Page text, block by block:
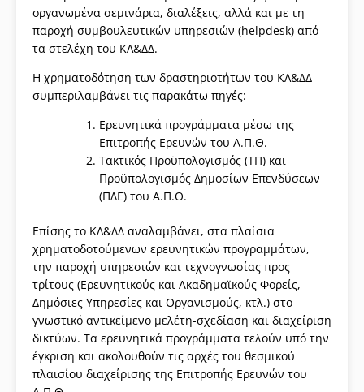
οργανωμένα σεμινάρια, διαλέξεις, αλλά και με τη
παροχή συμβουλευτικών υπηρεσιών (helpdesk) από
τα στελέχη του ΚΛ&ΔΔ.
Η χρηματοδότηση των δραστηριοτήτων του ΚΛ&ΔΔ
συμπεριλαμβάνει τις παρακάτω πηγές:
Ερευνητικά προγράμματα μέσω της
Επιτροπής Ερευνών του Α.Π.Θ.
Τακτικός Προϋπολογισμός (ΤΠ) και
Προϋπολογισμός Δημοσίων Επενδύσεων
(ΠΔΕ) του Α.Π.Θ.
Επίσης το ΚΛ&ΔΔ αναλαμβάνει, στα πλαίσια
χρηματοδοτούμενων ερευνητικών προγραμμάτων,
την παροχή υπηρεσιών και τεχνογνωσίας προς
τρίτους (Ερευνητικούς και Ακαδημαϊκούς Φορείς,
Δημόσιες Υπηρεσίες και Οργανισμούς, κτλ.) στο
γνωστικό αντικείμενο μελέτη-σχεδίαση και διαχείριση
δικτύων. Τα ερευνητικά προγράμματα τελούν υπό την
έγκριση και ακολουθούν τις αρχές του θεσμικού
πλαισίου διαχείρισης της Επιτροπής Ερευνών του